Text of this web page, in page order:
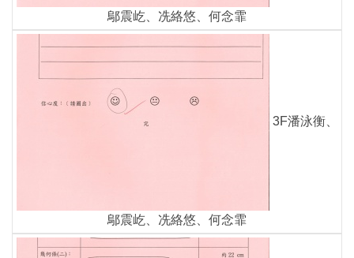
鄔震屹、冼絡悠、何念霏
3F潘泳衡、
鄔震屹、冼絡悠、何念霏